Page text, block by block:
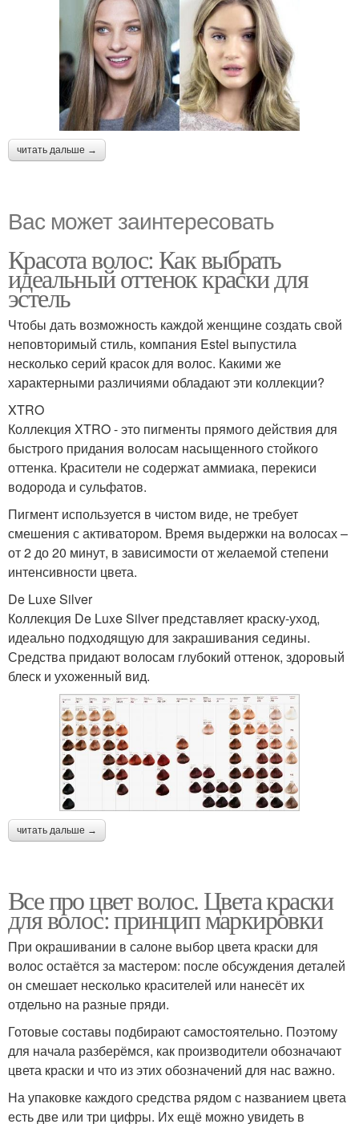
читать дальше →
Вас может заинтересовать
Красота волос: Как выбрать
идеальный оттенок краски для
эстель
Чтобы дать возможность каждой женщине создать свой
неповторимый стиль, компания Estel выпустила
несколько серий красок для волос. Какими же
характерными различиями обладают эти коллекции?
XTRO
Коллекция XTRO - это пигменты прямого действия для
быстрого придания волосам насыщенного стойкого
оттенка. Красители не содержат аммиака, перекиси
водорода и сульфатов.
Пигмент используется в чистом виде, не требует
смешения с активатором. Время выдержки на волосах –
от 2 до 20 минут, в зависимости от желаемой степени
интенсивности цвета.
De Luxe Silver
Коллекция De Luxe Silver представляет краску-уход,
идеально подходящую для закрашивания седины.
Средства придают волосам глубокий оттенок, здоровый
блеск и ухоженный вид.
читать дальше →
Все про цвет волос. Цвета краски
для волос: принцип маркировки
При окрашивании в салоне выбор цвета краски для
волос остаётся за мастером: после обсуждения деталей
он смешает несколько красителей или нанесёт их
отдельно на разные пряди.
Готовые составы подбирают самостоятельно. Поэтому
для начала разберёмся, как производители обозначают
цвета краски и что из этих обозначений для нас важно.
На упаковке каждого средства рядом с названием цвета
есть две или три цифры. Их ещё можно увидеть в